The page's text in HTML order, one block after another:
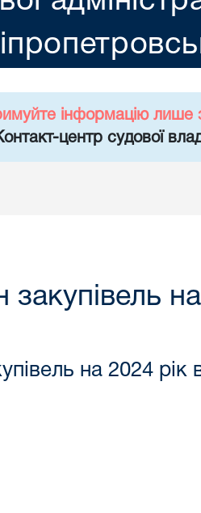
інформацію лише
центр судової
закупівель
на 2024 рік